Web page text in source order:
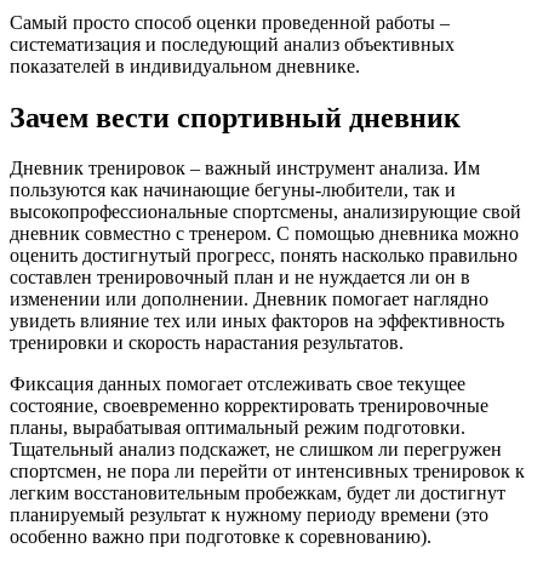
Самый просто способ оценки проведенной работы –
систематизация и последующий анализ объективных
показателей в индивидуальном дневнике.
Зачем вести спортивный дневник
Дневник тренировок – важный инструмент анализа. Им
пользуются как начинающие бегуны-любители, так и
высокопрофессиональные спортсмены, анализирующие свой
дневник совместно с тренером. С помощью дневника можно
оценить достигнутый прогресс, понять насколько правильно
составлен тренировочный план и не нуждается ли он в
изменении или дополнении. Дневник помогает наглядно
увидеть влияние тех или иных факторов на эффективность
тренировки и скорость нарастания результатов.
Фиксация данных помогает отслеживать свое текущее
состояние, своевременно корректировать тренировочные
планы, вырабатывая оптимальный режим подготовки.
Тщательный анализ подскажет, не слишком ли перегружен
спортсмен, не пора ли перейти от интенсивных тренировок к
легким восстановительным пробежкам, будет ли достигнут
планируемый результат к нужному периоду времени (это
особенно важно при подготовке к соревнованию).